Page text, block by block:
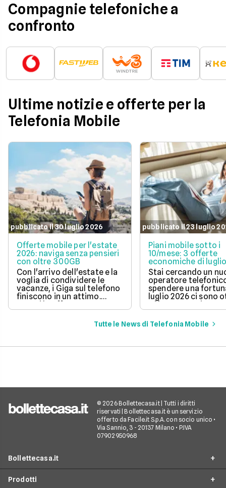
Compagnie telefoniche a
confronto
Ultime notizie e offerte per la
Telefonia Mobile
pubblicato il 30 luglio 2026
Offerte mobile per l'estate
2026: naviga senza pensieri
con oltre 300GB
Con l'arrivo dell'estate e la
voglia di condividere le
vacanze, i Giga sul telefono
finiscono in un attimo.
Scopri le offerte
telefoniche di luglio 2026
per navigare veloci in 5G
con tantissimi Giga e
abbonamento.
pubblicato il 23 luglio
Piani mobile sotto i
10/mese: 3 offerte
economiche di
Stai cercando un
operatore
spendere una
luglio 2026 ci sono
offerte sotto i 10
mese che includono
tantissimi Giga e la
connessione 5G.
Tutte le News di Telefonia Mobile
© 2026 Bollettecasa.it | Tutti i diritti
riservati | Bollettecasa.it è un servizio
offerto da Facile.it S.p.A. con socio unico •
Via Sannio, 3 - 20137 Milano • P.IVA
07902950968
Bollettecasa.it
Prodotti